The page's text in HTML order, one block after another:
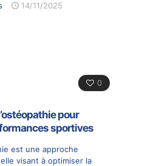
14/11/2025
0
pour
sportives
est une approche
visant à optimiser la